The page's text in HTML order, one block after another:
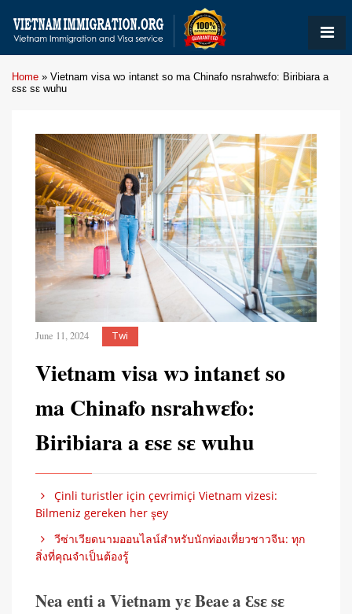
Home » Vietnam visa wɔ intanɛt so ma Chinafo nsrahwɛfo: Biribiara a
ɛsɛ sɛ wuhu
June 11, 2024 Twi
Vietnam visa wɔ intanɛt so
ma Chinafo nsrahwɛfo:
Biribiara a ɛsɛ sɛ wuhu
Çinli turistler için çevrimiçi Vietnam vizesi:
Bilmeniz gereken her şey
วีซ่าเวียดนามออนไลน์สำหรับนักท่องเที่ยวชาวจีน: ทุก
สิ่งที่คุณจำเป็นต้องรู้
Nea enti a Vietnam yɛ Beae a Ɛsɛ sɛ